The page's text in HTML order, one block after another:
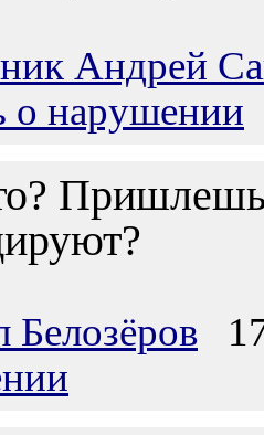
Андрей
о нарушении
Пришлешь